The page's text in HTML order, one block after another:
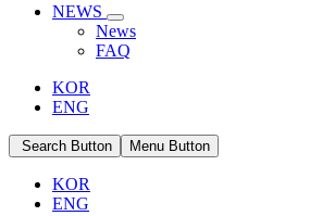
NEWS
News
FAQ
KOR
ENG
Search Button Menu Button
KOR
ENG